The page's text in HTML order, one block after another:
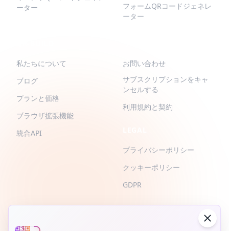
ーター
フォームQRコードジェネレ
ーター
私たちについて
ブログ
プランと価格
ブラウザ拡張機能
統合API
お問い合わせ
サブスクリプションをキャ
ンセルする
利用規約と契約
プライバシーポリシー
クッキーポリシー
GDPR